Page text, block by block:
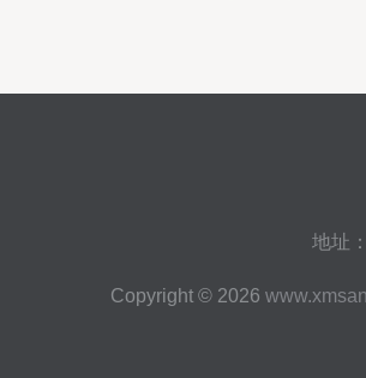
地址
Copyright © 2026